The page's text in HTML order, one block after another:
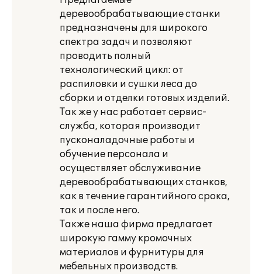
деревообрабатывающие станки
предназначены для широкого
спектра задач и позволяют
проводить полный
технологический цикл: от
распиловки и сушки леса до
сборки и отделки готовых изделий.
Так же у нас работает сервис-
служба, которая производит
пусконаладочные работы и
обучение персонала и
осуществляет обслуживание
деревообрабатывающих станков,
как в течение гарантийного срока,
так и после него.
Также наша фирма предлагает
широкую гамму кромочных
материалов и фурнитуры для
мебельных производств.